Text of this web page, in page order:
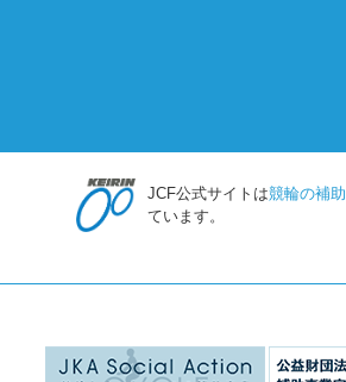
JCF公式サイトは競輪の補助
ています。